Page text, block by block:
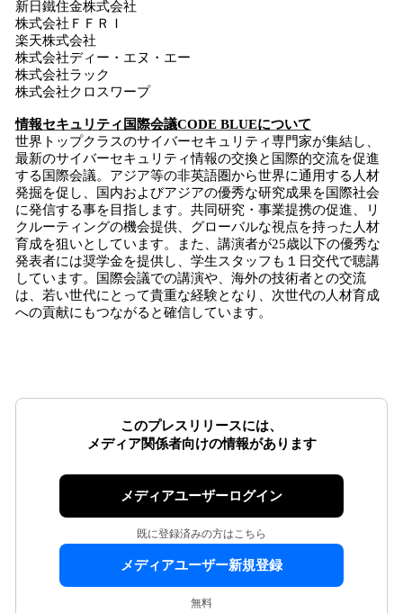
新日鐵住金株式会社
株式会社ＦＦＲＩ
楽天株式会社
株式会社ディー・エヌ・エー
株式会社ラック
株式会社クロスワープ
情報セキュリティ国際会議CODE BLUEについて
世界トップクラスのサイバーセキュリティ専門家が集結し、
最新のサイバーセキュリティ情報の交換と国際的交流を促進
する国際会議。アジア等の非英語圏から世界に通用する人材
発掘を促し、国内およびアジアの優秀な研究成果を国際社会
に発信する事を目指します。共同研究・事業提携の促進、リ
クルーティングの機会提供、グローバルな視点を持った人材
育成を狙いとしています。また、講演者が25歳以下の優秀な
発表者には奨学金を提供し、学生スタッフも１日交代で聴講
しています。国際会議での講演や、海外の技術者との交流
は、若い世代にとって貴重な経験となり、次世代の人材育成
への貢献にもつながると確信しています。
このプレスリリースには、
メディア関係者向けの情報があります
メディアユーザーログイン
既に登録済みの方はこちら
メディアユーザー新規登録
無料